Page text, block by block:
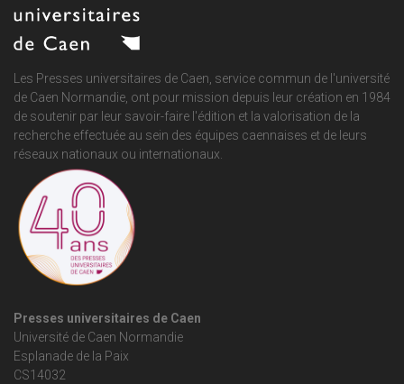
Les Presses universitaires de Caen, service commun de l'université
de Caen Normandie, ont pour mission depuis leur création en 1984
de soutenir par leur savoir-faire l'édition et la valorisation de la
recherche effectuée au sein des équipes caennaises et de leurs
réseaux nationaux ou internationaux.
Presses universitaires de Caen
Université de Caen Normandie
Esplanade de la Paix
CS14032